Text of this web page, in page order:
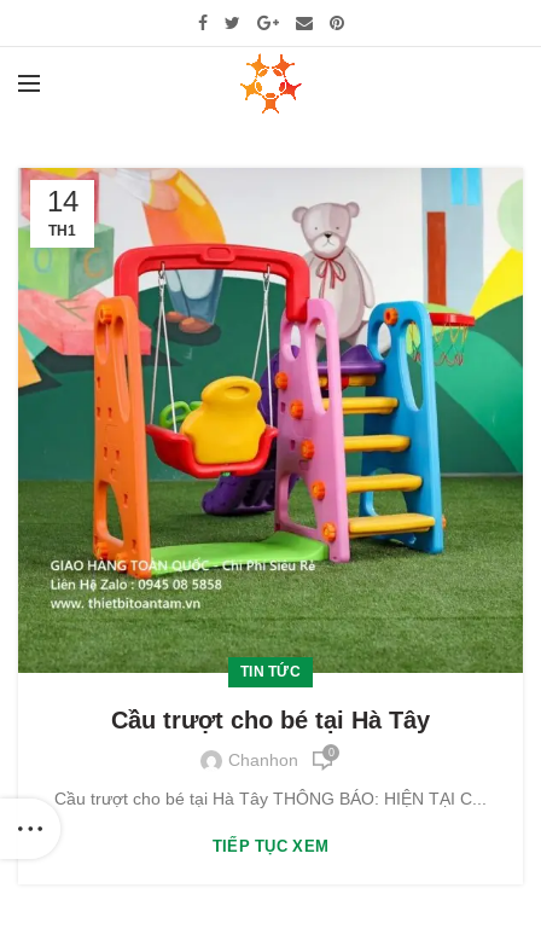
14
TH1
TIN TỨC
Cầu trượt cho bé tại Hà Tây
Chanhon 0
Cầu trượt cho bé tại Hà Tây THÔNG BÁO: HIỆN TẠI C...
TIẾP TỤC XEM